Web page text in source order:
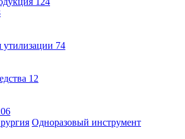
утилизации 74
12
Одноразовый инструмент